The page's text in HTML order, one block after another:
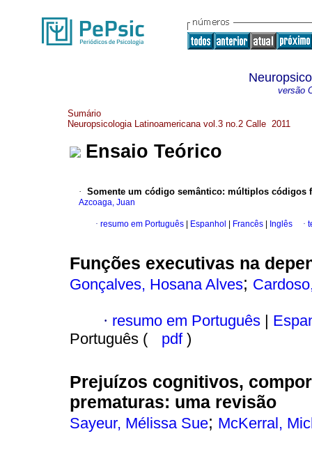
versão
Sumário
Neuropsicologia Latinoamericana vol.3 no.2 Calle 2011
Ensaio Teórico
· Somente um código semântico: múltiplos códigos
Azcoaga, Juan
· resumo em Português Espanhol Francês Inglês ·
Funções executivas na
Gonçalves, Hosana Alves;
· resumo em Português
Português (
pdf )
Prejuízos cognitivos,
prematuras: uma revisão
Sayeur, Mélissa Sue; McKerral,